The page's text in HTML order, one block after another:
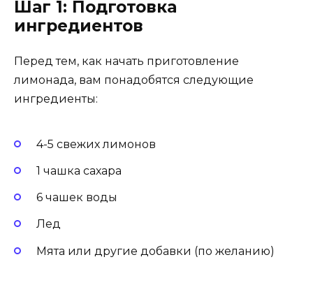
Шаг 1: Подготовка
ингредиентов
Перед тем, как начать приготовление
лимонада, вам понадобятся следующие
ингредиенты:
4-5 свежих лимонов
1 чашка сахара
6 чашек воды
Лед
Мята или другие добавки (по желанию)